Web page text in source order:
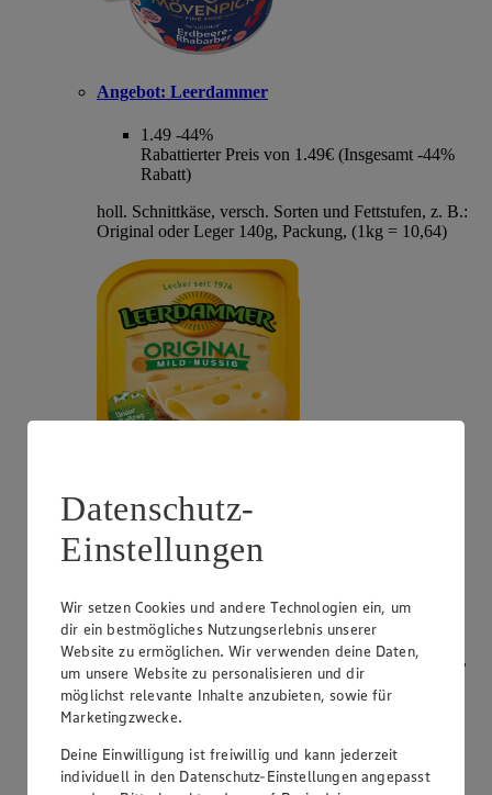
Angebot: Leerdammer
1.49 -44%
Rabattierter Preis von 1.49€ (Insgesamt -44%
Rabatt)
holl. Schnittkäse, versch. Sorten und Fettstufen, z. B.:
Original oder Leger 140g, Packung, (1kg = 10,64)
Angebot: Bresso
0.99 App
App Preis von 0.99€
Rabattierter Preis von 1.11€ (Insgesamt -53%
Rabatt)
Frischkäsezubereitung, versch. Sorten und Fettstufen,
120/150g Packung/Becher, (1kg = 9,25/7,40)
Datenschutz-
Einstellungen
Wir setzen Cookies und andere Technologien ein, um
dir ein bestmögliches Nutzungserlebnis unserer
Website zu ermöglichen. Wir verwenden deine Daten,
um unsere Website zu personalisieren und dir
möglichst relevante Inhalte anzubieten, sowie für
Marketingzwecke.
Deine Einwilligung ist freiwillig und kann jederzeit
individuell in den Datenschutz-Einstellungen angepasst